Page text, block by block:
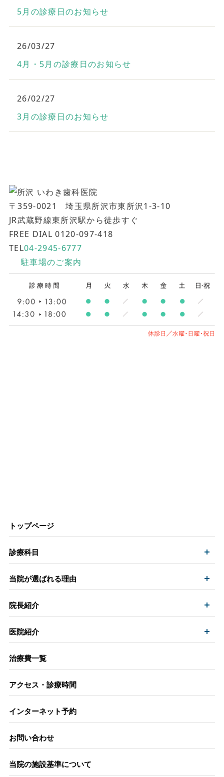
5月の診療日のお知らせ
26/03/27
4月・5月の診療日のお知らせ
26/02/27
3月の診療日のお知らせ
〒359-0021 埼玉県所沢市東所沢1-3-10
JR武蔵野線東所沢駅から徒歩すぐ
FREE DIAL 0120-097-418
TEL04-2945-6777
駐車場のご案内
トップページ
診療科目
当院が選ばれる理由
院長紹介
医院紹介
治療費一覧
アクセス・診療時間
インターネット予約
お問い合わせ
当院の施設基準について